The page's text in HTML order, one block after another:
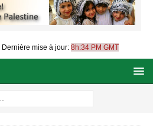
Dernière mise à jour: 8h:34 PM GMT